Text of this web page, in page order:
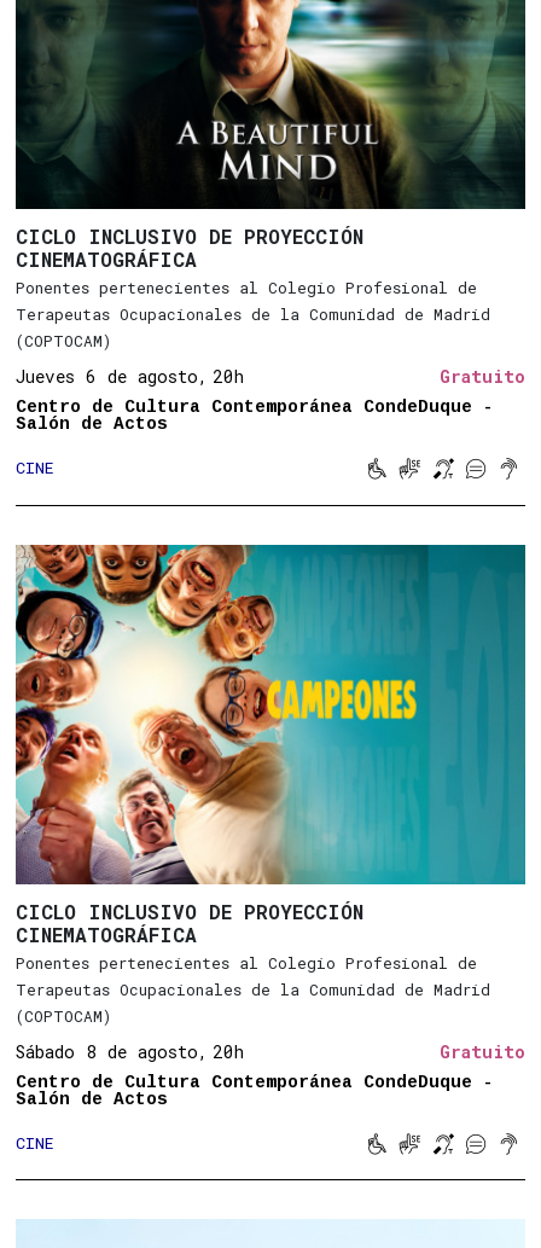
CICLO INCLUSIVO DE PROYECCIÓN
CINEMATOGRÁFICA
Ponentes pertenecientes al Colegio Profesional de
Terapeutas Ocupacionales de la Comunidad de Madrid
(COPTOCAM)
Jueves 6 de agosto, 20h Gratuito
Centro de Cultura Contemporánea CondeDuque -
Salón de Actos
CINE Movilidad
Lengua de

Bucle
 
CICLO INCLUSIVO DE PROYECCIÓN
CINEMATOGRÁFICA
Ponentes pertenecientes al Colegio Profesional de
Terapeutas Ocupacionales de la Comunidad de Madrid
(COPTOCAM)
Sábado 8 de agosto, 20h Gratuito
Centro de Cultura Contemporánea CondeDuque -
Salón de Actos
CINE Movilidad
Lengua de

Bucle
 